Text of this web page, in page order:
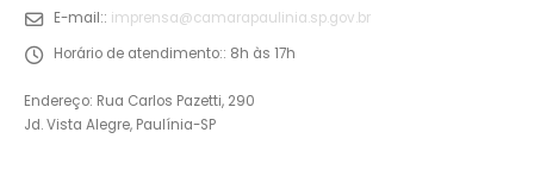
E-mail:: imprensa@camarapaulinia.sp.gov.br
Horário de atendimento:: 8h às 17h
Endereço: Rua Carlos Pazetti, 290
Jd. Vista Alegre, Paulínia-SP